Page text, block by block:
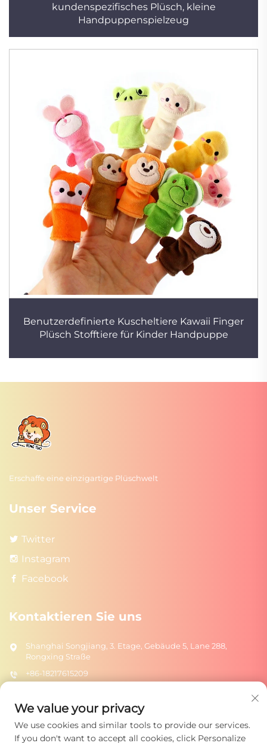
kundenspezifisches Plüsch, kleine
Handpuppenspielzeug
Benutzerdefinierte Kuscheltiere Kawaii Finger
Plüsch Stofftiere für Kinder Handpuppe
Erschaffe eine einzigartige Plüschwelt
Unser Service
Twitter
Instagram
Facebook
Kontaktieren Sie uns
Shanghai Songjiang, 3. Etage, Gebäude 5, Lane 288,
Rongxing Straße
+86-18217615209
Senden
We value your privacy
We use cookies and similar tools to provide our services.
If you don't want to accept all cookies, click Personalize